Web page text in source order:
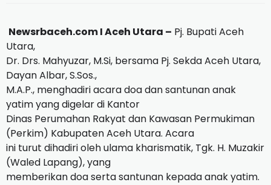
Newsrbaceh.com I Aceh Utara – Pj. Bupati Aceh
Utara,
Dr. Drs. Mahyuzar, M.Si, bersama Pj. Sekda Aceh Utara,
Dayan Albar, S.Sos.,
M.A.P., menghadiri acara doa dan santunan anak
yatim yang digelar di Kantor
Dinas Perumahan Rakyat dan Kawasan Permukiman
(Perkim) Kabupaten Aceh Utara. Acara
ini turut dihadiri oleh ulama kharismatik, Tgk. H. Muzakir
(Waled Lapang), yang
memberikan doa serta santunan kepada anak yatim.